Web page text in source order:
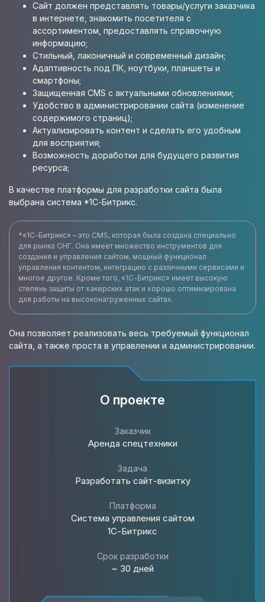
Сайт должен представлять товары/услуги заказчика
в интернете, знакомить посетителя с
ассортиментом, предоставлять справочную
информацию;
Стильный, лаконичный и современный дизайн;
Адаптивность под ПК, ноутбуки, планшеты и
смартфоны;
Защищенная CMS с актуальными обновлениями;
Удобство в администрировании сайта (изменение
содержимого страниц);
Актуализировать контент и сделать его удобным
для восприятия;
Возможность доработки для будущего развития
ресурса;
В качестве платформы для разработки сайта была
выбрана система *1С-Битрикс.
*«1С-Битрикс» – это CMS, которая была создана специально
для рынка СНГ. Она имеет множество инструментов для
создания и управления сайтом, мощный функционал
управления контентом, интеграцию с различными сервисами и
многое другое. Кроме того, «1С-Битрикс» имеет высокую
степень защиты от хакерских атак и хорошо оптимизирована
для работы на высоконагруженных сайтах.
Она позволяет реализовать весь требуемый функционал
сайта, а также проста в управлении и администрировании.
О проекте
Заказчик
Аренда спецтехники
Задача
Разработать cайт-визитку
Платформа
Система управления сайтом
1С-Битрикс
Срок разработки
~ 30 дней